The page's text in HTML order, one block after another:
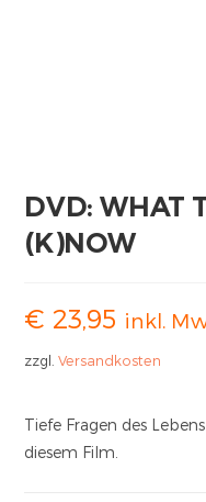
DVD: WHAT
(K)NOW
€ 23,95 inkl.
zzgl.Versandkosten
Tiefe Fragen des
diesem Film.